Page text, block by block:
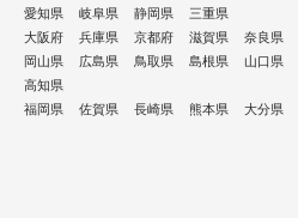
愛知県
岐阜県 静岡県
三重県
大阪府
兵庫県 京都府 滋賀県 奈良県
岡山県
広島県 鳥取県 島根県 山口県
高知県
福岡県
佐賀県 長崎県 熊本県 大分県